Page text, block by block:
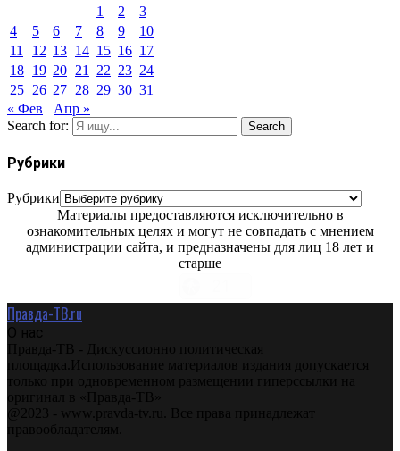
1
2
3
4
5 6 7 8 9
10
11
12 13 14 15 16 17
18 19 20 21 22 23 24
25 26 27 28 29 30 31
« Фев
Апр »
Search for:
Search
Рубрики
Рубрики
Материалы предоставляются исключительно в
ознакомительных целях и могут не совпадать с мнением
администрации сайта, и предназначены для лиц 18 лет и
старше
Правда-ТВ.ru
О нас
Правда-ТВ - Дискуссионно политическая
площадка.Использование материалов издания допускается
только при одновременном размещении гиперссылки на
оригинал в «Правда-ТВ»
@2023 - www.pravda-tv.ru. Все права принадлежат
правообладателям.